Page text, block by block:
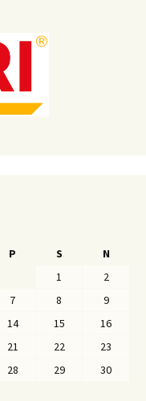
P S
N
1
2
7 8
9
14 15
16
21 22
23
28 29
30